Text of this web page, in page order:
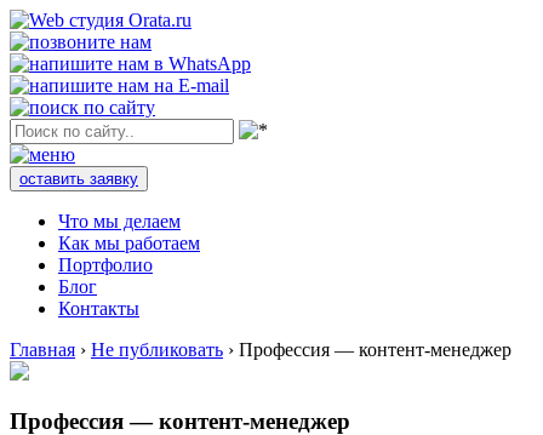
оставить заявку
Что мы делаем
Как мы работаем
Портфолио
Блог
Контакты
Главная › Не публиковать › Профессия — контент-менеджер
Профессия — контент-менеджер